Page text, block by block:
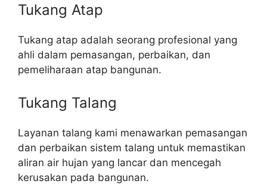
Tukang Atap
Tukang atap adalah seorang profesional yang
ahli dalam pemasangan, perbaikan, dan
pemeliharaan atap bangunan.
Tukang Talang
Layanan talang kami menawarkan pemasangan
dan perbaikan sistem talang untuk memastikan
aliran air hujan yang lancar dan mencegah
kerusakan pada bangunan.